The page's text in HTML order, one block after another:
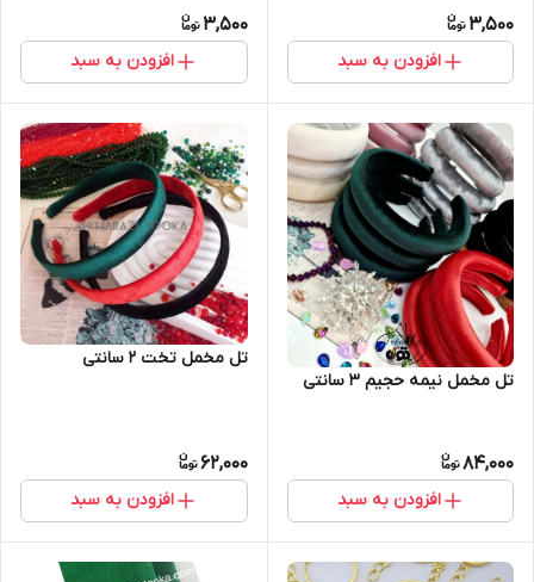
3,500
افزودن به سبد
3,500
افزودن به سبد
تل مخمل نیمه حجیم ۳ سانتی
84,000
افزودن به سبد
تل مخمل تخت ۲ سانتی
62,000
افزودن به سبد